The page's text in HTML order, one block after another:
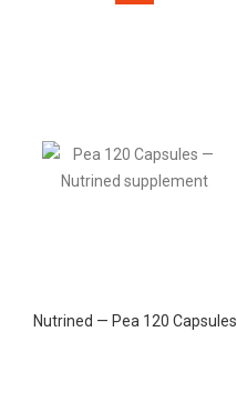
Nutrined — Pea 120 Capsules